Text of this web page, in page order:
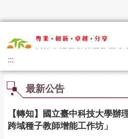
:::
最新公告
【轉知】國立臺中科技大學辦
跨域種子教師增能工作坊」